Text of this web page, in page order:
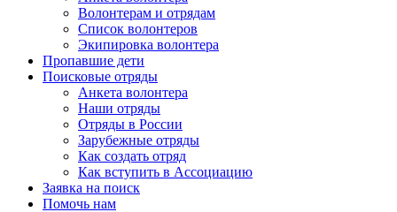
Волонтерам и отрядам
Список волонтеров
Экипировка волонтера
Пропавшие дети
Поисковые отряды
Анкета волонтера
Наши отряды
Отряды в России
Зарубежные отряды
Как создать отряд
Как вступить в Ассоциацию
Заявка на поиск
Помочь нам